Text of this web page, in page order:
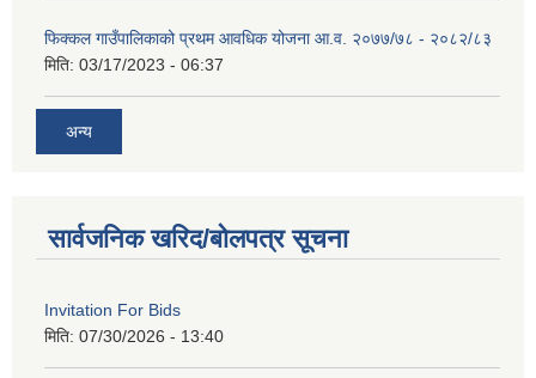
फिक्कल गाउँपालिकाको प्रथम आवधिक योजना आ.व. २०७७/७८ - २०८२/८३
मिति: 03/17/2023 - 06:37
अन्य
सार्वजनिक खरिद/बोलपत्र सूचना
Invitation For Bids
मिति: 07/30/2026 - 13:40